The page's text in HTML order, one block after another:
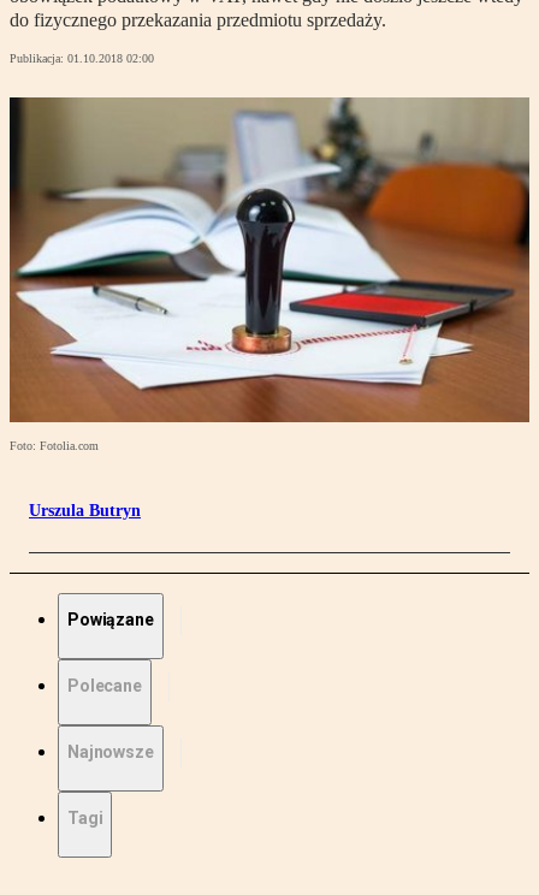
do fizycznego przekazania przedmiotu sprzedaży.
Publikacja: 01.10.2018 02:00
Foto: Fotolia.com
Urszula Butryn
Powiązane
Polecane
Najnowsze
Tagi